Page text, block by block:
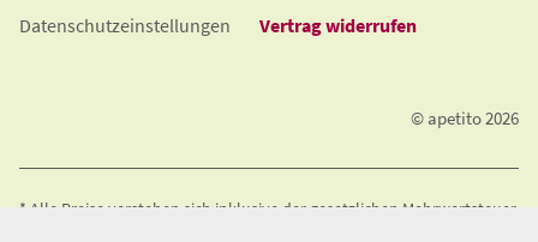
Datenschutzeinstellungen
Vertrag widerrufen
© apetito 2026
* Alle Preise verstehen sich inklusive der gesetzlichen Mehrwertsteuer.